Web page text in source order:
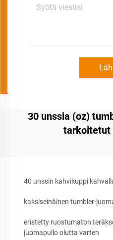
30 unssia (oz)
tarkoitetut
40 unssin kahvikuppi
kaksiseinäinen tumbler-
eristetty ruostumaton
juomapullo olutta varten